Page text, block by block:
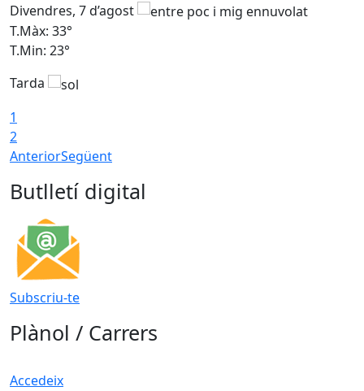
Divendres, 7 d’agost
T.Màx: 33°
T.Min: 23°
Tarda
1
2
AnteriorSegüent
Butlletí digital
Subscriu-te
Plànol / Carrers
Accedeix